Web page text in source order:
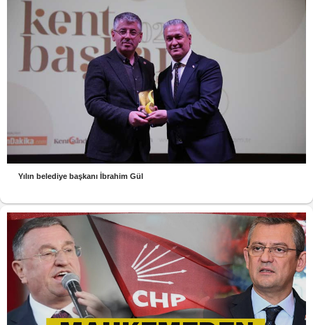
Yılın belediye başkanı İbrahim Gül